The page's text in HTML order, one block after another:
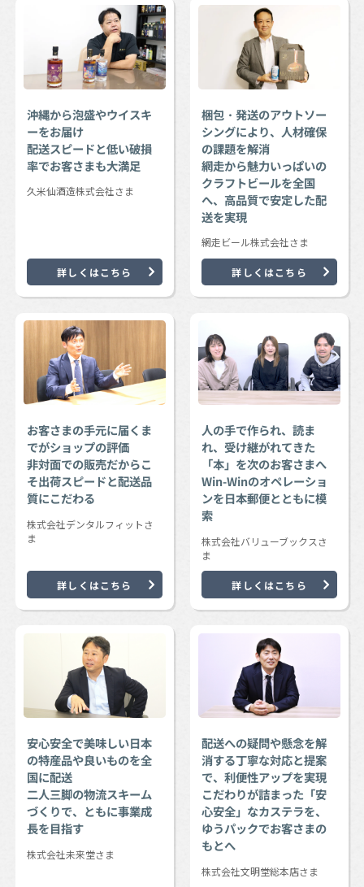
沖縄から泡盛やウイスキ
ーをお届け
配送スピードと低い破損
率でお客さまも大満足
久米仙酒造株式会社さま
詳しくはこちら
梱包・発送のアウトソー
シングにより、人材確保
の課題を解消
網走から魅力いっぱいの
クラフトビールを全国
へ、高品質で安定した配
送を実現
網走ビール株式会社さま
詳しくはこちら
お客さまの手元に届くま
でがショップの評価
非対面での販売だからこ
そ出荷スピードと配送品
質にこだわる
株式会社デンタルフィットさ
ま
詳しくはこちら
人の手で作られ、読ま
れ、受け継がれてきた
「本」を次のお客さまへ
Win-Winのオペレーショ
ンを日本郵便とともに模
索
株式会社バリューブックスさ
ま
詳しくはこちら
安心安全で美味しい日本
の特産品や良いものを全
国に配送
二人三脚の物流スキーム
づくりで、ともに事業成
長を目指す
株式会社未来堂さま
配送への疑問や懸念を解
消する丁寧な対応と提案
で、利便性アップを実現
こだわりが詰まった「安
心安全」なカステラを、
ゆうパックでお客さまの
もとへ
株式会社文明堂総本店さま